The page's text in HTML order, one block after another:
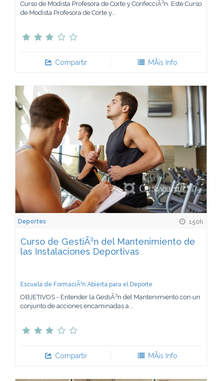
Curso de Modista Profesora de Corte y ConfecciÃ³n. Este Curso
de Modista Profesora de Corte y...
Compartir MÃ¡s Info
Deportes 150h
Curso de GestiÃ³n del Mantenimiento de
las Instalaciones Deportivas
Escuela de FormaciÃ³n Abierta para el Deporte
OBJETIVOS - Entender la GestiÃ³n del Mantenimiento con un
conjunto de acciones encaminadas a...
Compartir MÃ¡s Info